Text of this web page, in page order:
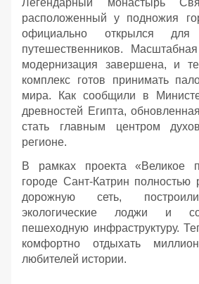
расположенный у подножия
официально открылся для
путешественников. Масштабная
модернизация завершена, и
комплекс готов принимать
мира. Как сообщили в
древностей Египта,
стать главным центром
регионе.
В рамках проекта «Великое
городе Сант-Катрин полностью
дорожную сеть,
экологические лоджи и
пешеходную инфраструктуру.
комфортно отдыхать
любителей истории.